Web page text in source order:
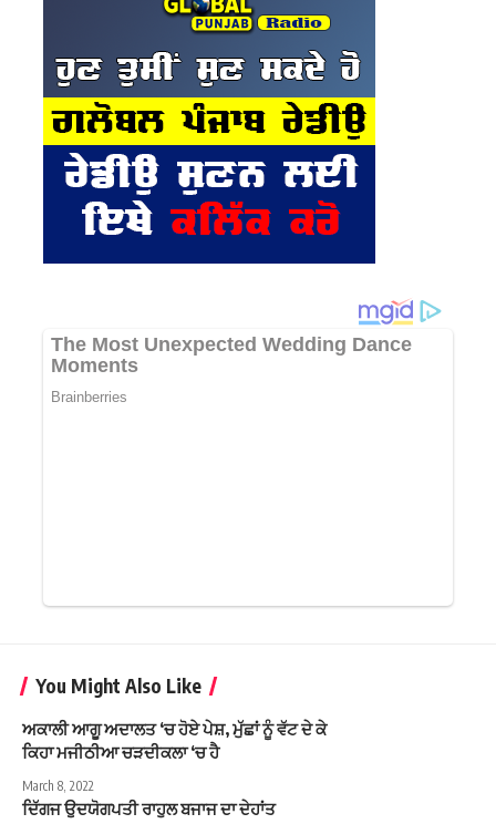
You Might Also Like
ਅਕਾਲੀ ਆਗੂ ਅਦਾਲਤ ‘ਚ ਹੋਏ ਪੇਸ਼, ਮੁੱਛਾਂ ਨੂੰ ਵੱਟ ਦੇ ਕੇ
ਕਿਹਾ ਮਜੀਠੀਆ ਚੜਦੀਕਲਾ ‘ਚ ਹੈ
March 8, 2022
ਦਿੱਗਜ ਉਦਯੋਗਪਤੀ ਰਾਹੁਲ ਬਜਾਜ ਦਾ ਦੇਹਾਂਤ